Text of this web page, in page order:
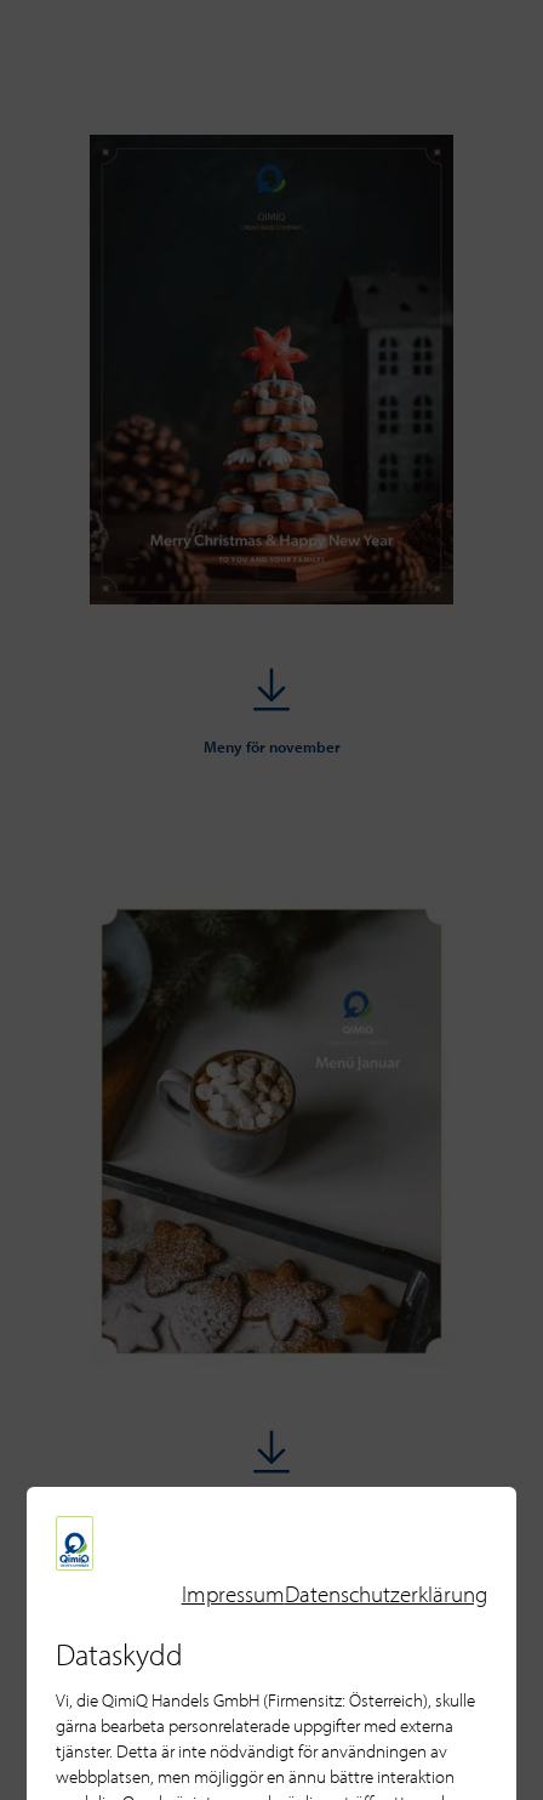
Meny för november
ImpressumDatenschutzerklärung
Dataskydd
Vi, die QimiQ Handels GmbH (Firmensitz: Österreich), skulle
gärna bearbeta personrelaterade uppgifter med externa
tjänster. Detta är inte nödvändigt för användningen av
webbplatsen, men möjliggör en ännu bättre interaktion